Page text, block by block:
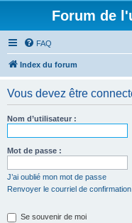
Forum de
FAQ
Index du forum
Vous devez être
Nom d’utilisateur :
Mot de passe :
J’ai oublié mon mot de passe
Renvoyer le courriel de confirmation
Se souvenir de moi